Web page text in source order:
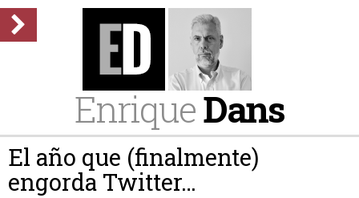
EnriqueDans
El año que (finalmente)
engorda Twitter…